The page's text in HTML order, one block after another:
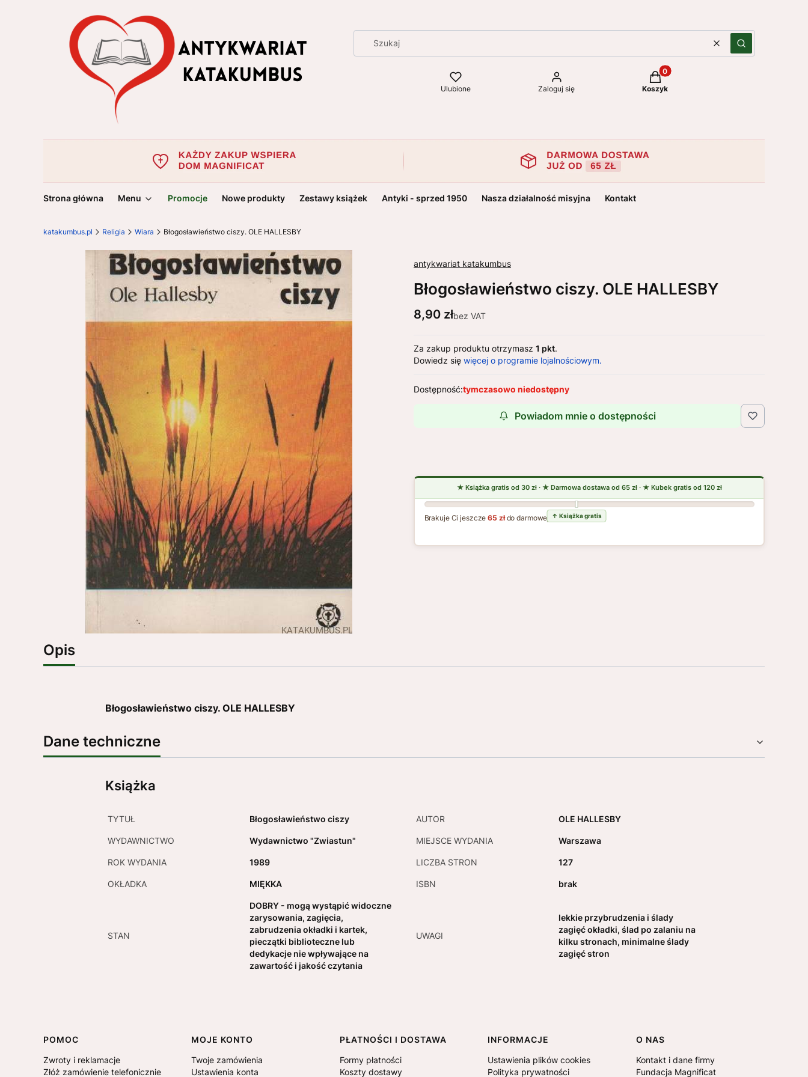
WyczyśćSzukaj
Ulubione Zaloguj się
Produkty w koszyku: 0. Zobacz
Koszyk
Strona główna Menu Promocje Nowe produkty Zestawy książek Antyki - sprzed 1950 Nasza działalność misyjna Kontakt
katakumbus.pl Religia Wiara Błogosławieństwo ciszy. OLE HALLESBY
antykwariat katakumbus
Błogosławieństwo ciszy. OLE HALLESBY
Cena
8,90 złbez VAT
Za zakup produktu otrzymasz 1 pkt.
Dowiedz się więcej o programie lojalnościowym.
Dostępność:tymczasowo niedostępny
Powiadom mnie o dostępności
Brakuje Ci jeszcze65 złdo darmowej dostawy
Opis
Błogosławieństwo ciszy. OLE HALLESBY
Dane techniczne
Książka
TYTUŁ Błogosławieństwo ciszy AUTOR OLE HALLESBY
WYDAWNICTWO Wydawnictwo "Zwiastun" MIEJSCE WYDANIA Warszawa
ROK WYDANIA 1989 LICZBA STRON 127
OKŁADKA MIĘKKA ISBN brak
STAN
DOBRY - mogą wystąpić widoczne
zarysowania, zagięcia,
zabrudzenia okładki i kartek,
pieczątki biblioteczne lub
dedykacje nie wpływające na
zawartość i jakość czytania
UWAGI
lekkie przybrudzenia i ślady
zagięć okładki, ślad po zalaniu na
kilku stronach, minimalne ślady
zagięć stron
Linki w stopce
POMOC
Zwroty i reklamacje
Złóż zamówienie telefonicznie
MOJE KONTO
Twoje zamówienia
Ustawienia konta
PŁATNOŚCI I DOSTAWA
Formy płatności
Koszty dostawy
INFORMACJE
Ustawienia plików cookies
Polityka prywatności
O NAS
Kontakt i dane firmy
Fundacja Magnificat